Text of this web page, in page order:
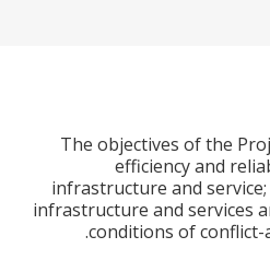
The objectives of
efficiency
infrastructure and
infrastructure and
conditions of